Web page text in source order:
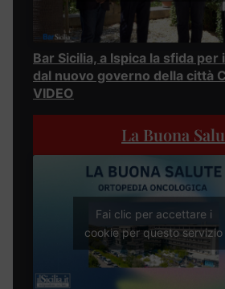
Bar Sicilia, a Ispica la sfida
dal nuovo governo della città
VIDEO
La Buona
Fai clic per accettare i
cookie per questo servizio